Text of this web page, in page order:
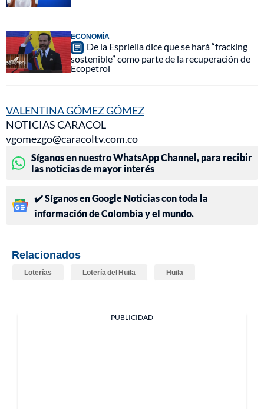
ECONOMÍA
De la Espriella dice que se hará “fracking
sostenible” como parte de la recuperación de
Ecopetrol
VALENTINA GÓMEZ GÓMEZ
NOTICIAS CARACOL
vgomezgo@caracoltv.com.co
Síganos en nuestro WhatsApp Channel, para recibir
las noticias de mayor interés
✔️ Síganos en Google Noticias con toda la
información de Colombia y el mundo.
Relacionados
Loterías Lotería del Huila Huila
PUBLICIDAD